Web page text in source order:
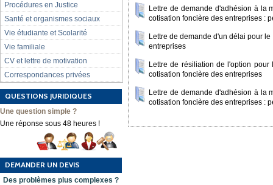
Procédures en Justice
Santé et organismes sociaux
Vie étudiante et Scolarité
Vie familiale
CV et lettre de motivation
Correspondances privées
QUESTIONS JURIDIQUES
Une question simple ?
Une réponse sous 48 heures !
DEMANDER UN DEVIS
Des problèmes plus complexes ?
Lettre de demande d'adhésion à la
cotisation foncière des entreprises :
Lettre de demande d'un délai pour
entreprises
Lettre de résiliation de l'option
cotisation foncière des entreprises
Lettre de demande d'adhésion à la
cotisation foncière des entreprises :